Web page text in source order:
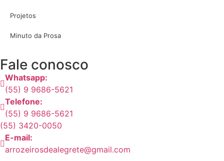
Projetos
Minuto da Prosa
Fale conosco
Whatsapp:
(55) 9 9686-5621
Telefone:
(55) 9 9686-5621
(55) 3420-0050
E-mail:
arrozeirosdealegrete@gmail.com